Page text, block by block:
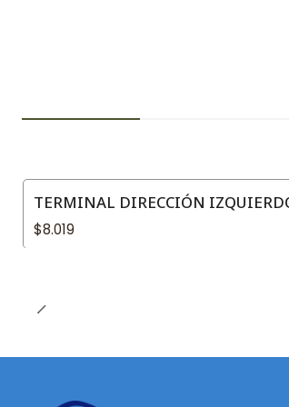
TERMINAL DIRECCIÓN
$8.019